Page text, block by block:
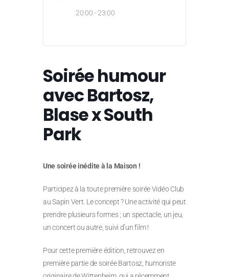
20:00 - 23:00
Soirée humour
avec Bartosz,
Blase x South
Park
Une soirée inédite à la Maison !
Participez à la toute première soirée Vidéo Club
au Sapin Vert. Le concept ? Une activité qui peut
prendre plusieurs formes ; un spectacle, un jeu,
un concert ou autre, suivi d’un film !
Pour cette première édition, retrouvez en
première partie de soirée Bartosz, humoriste